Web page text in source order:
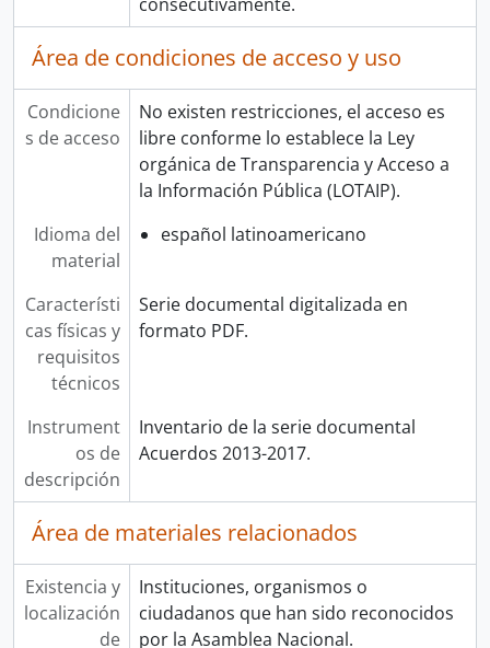
Área de condiciones de acceso y uso
Condicione
s de acceso
No existen restricciones, el acceso es
libre conforme lo establece la Ley
orgánica de Transparencia y Acceso a
la Información Pública (LOTAIP).
Idioma del
material
español latinoamericano
Característi
cas físicas y
requisitos
técnicos
Serie documental digitalizada en
formato PDF.
Instrument
os de
descripción
Inventario de la serie documental
Acuerdos 2013-2017.
Área de materiales relacionados
Existencia y
localización
de
Instituciones, organismos o
ciudadanos que han sido reconocidos
por la Asamblea Nacional.